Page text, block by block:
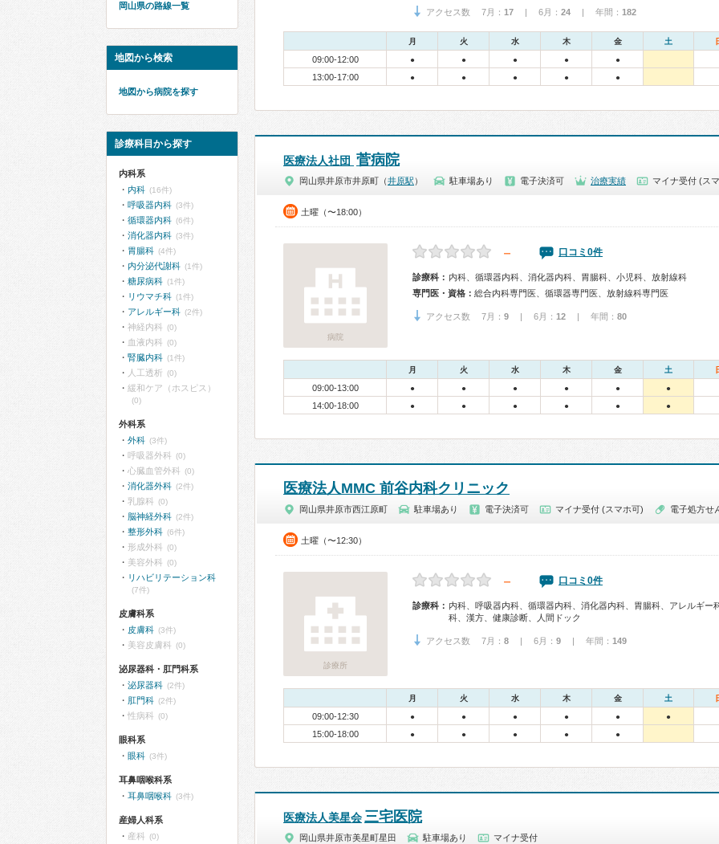
アクセス数 7月： 17 | 6月： 24 | 年間： 182
月 火 水 木 金 土
09:00-12:00 ● ● ● ● ●
13:00-17:00 ● ● ● ● ●
医療法人社団 菅病院
岡山県井原市井原町（井原駅 ） 駐車場あり 電子決済可 治療実績 マイナ受付 (ス
土曜（〜18:00）
病院
－ 口コミ0件
診療科： 内科、循環器内科、消化器内科、胃腸科、小児科、放射線科
専門医・資格： 総合内科専門医、循環器専門医、放射線科専門医
アクセス数 7月： 9 | 6月： 12 | 年間： 80
月 火 水 木 金 土
09:00-13:00 ● ● ● ● ● ●
14:00-18:00 ● ● ● ● ● ●
医療法人MMC 前谷内科クリニック
岡山県井原市西江原町 駐車場あり 電子決済可 マイナ受付 (スマホ可) 電子処方せ
土曜（〜12:30）
診療所
－ 口コミ0件
診療科： 内科、呼吸器内科、循環器内科、消化器内科、胃腸科、アレルギー
科、漢方、健康診断、人間ドック
アクセス数 7月： 8 | 6月： 9 | 年間： 149
月 火 水 木 金 土
09:00-12:30 ● ● ● ● ● ●
15:00-18:00 ● ● ● ● ●
医療法人美星会三宅医院
岡山県井原市美星町星田 駐車場あり マイナ受付
岡山県の路線一覧
地図から検索
地図から病院を探す
診療科目から探す
内科系
内科 (16件)
呼吸器内科 (3件)
循環器内科 (6件)
消化器内科 (3件)
胃腸科 (4件)
内分泌代謝科 (1件)
糖尿病科 (1件)
リウマチ科 (1件)
アレルギー科 (2件)
神経内科 (0)
血液内科 (0)
腎臓内科 (1件)
人工透析 (0)
緩和ケア（ホスピス）
(0)
外科系
外科 (3件)
呼吸器外科 (0)
心臓血管外科 (0)
消化器外科 (2件)
乳腺科 (0)
脳神経外科 (2件)
整形外科 (6件)
形成外科 (0)
美容外科 (0)
リハビリテーション科
(7件)
皮膚科系
皮膚科 (3件)
美容皮膚科 (0)
泌尿器科・肛門科系
泌尿器科 (2件)
肛門科 (2件)
性病科 (0)
眼科系
眼科 (3件)
耳鼻咽喉科系
耳鼻咽喉科 (3件)
産婦人科系
産科 (0)